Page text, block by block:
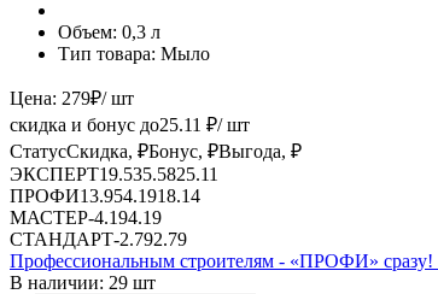
Объем: 0,3 л
Тип товара: Мыло
Цена: 279₽/ шт
скидка и бонус до25.11 ₽/ шт
СтатусСкидка, ₽Бонус, ₽Выгода, ₽
ЭКСПЕРТ19.535.5825.11
ПРОФИ13.954.1918.14
МАСТЕР-4.194.19
СТАНДАРТ-2.792.79
Профессиональным строителям - «ПРОФИ» сразу!
В наличии: 29 шт